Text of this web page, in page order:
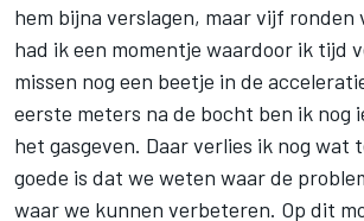
hem bijna verslagen, maar vijf ronden
had ik een momentje waardoor ik tijd
missen nog een beetje in de
eerste meters na de bocht ben ik nog
het gasgeven. Daar verlies ik nog wat
goede is dat we weten waar de
waar we kunnen verbeteren. Op dit